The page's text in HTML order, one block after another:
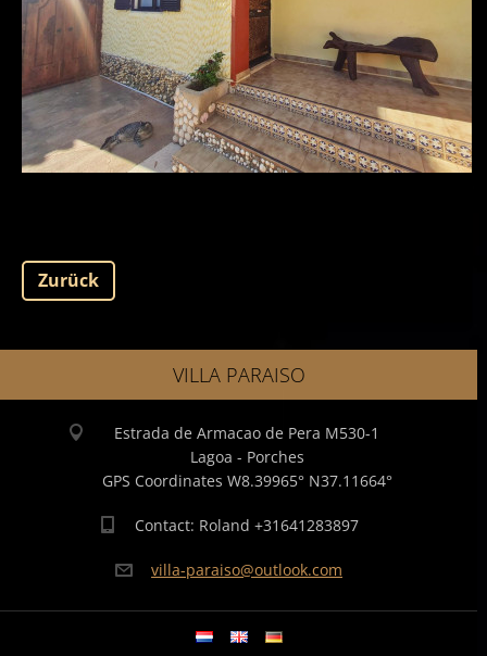
Zurück
VILLA PARAISO
Estrada de Armacao de Pera M530-1
Lagoa - Porches
GPS Coordinates W8.39965° N37.11664°
Contact: Roland +31641283897
villa-paraiso@outlook.com